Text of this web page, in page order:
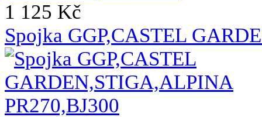
1 125 Kč
Spojka GGP,CASTEL